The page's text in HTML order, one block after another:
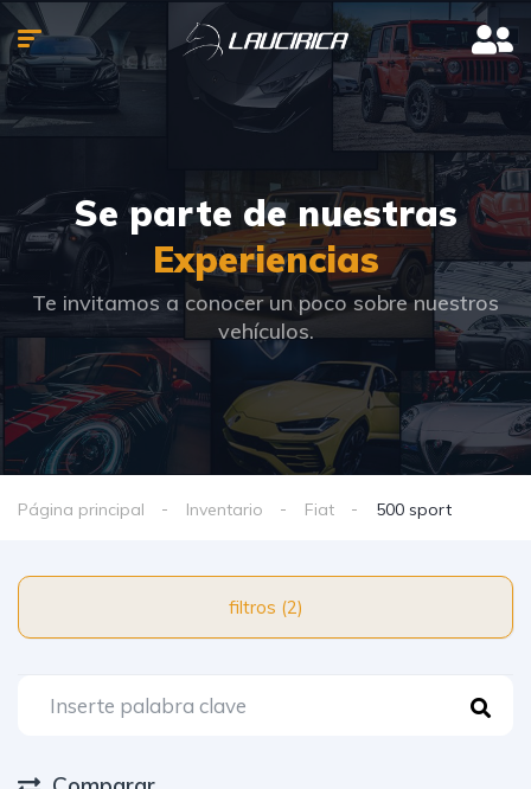
Se parte de nuestras
Experiencias
Te invitamos a conocer un poco sobre nuestros
vehículos.
Página principal Inventario Fiat 500 sport
filtros (2)